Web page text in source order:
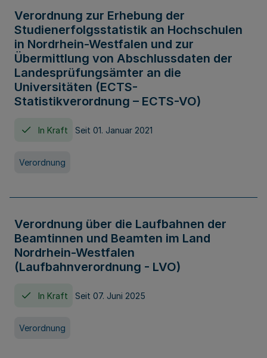
Verordnung zur Erhebung der
Studienerfolgsstatistik an Hochschulen
in Nordrhein-Westfalen und zur
Übermittlung von Abschlussdaten der
Landesprüfungsämter an die
Universitäten (ECTS-
Statistikverordnung – ECTS-VO)
In Kraft Seit 01. Januar 2021
Verordnung
Verordnung über die Laufbahnen der
Beamtinnen und Beamten im Land
Nordrhein-Westfalen
(Laufbahnverordnung - LVO)
In Kraft Seit 07. Juni 2025
Verordnung